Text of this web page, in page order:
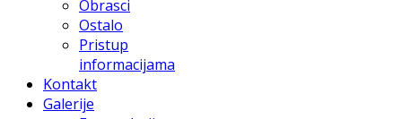
Obrasci
Ostalo
Pristup
informacijama
Kontakt
Galerije